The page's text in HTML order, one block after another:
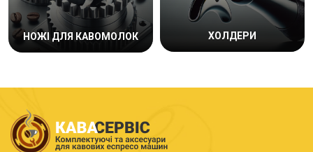
НОЖІ ДЛЯ КАВОМОЛОК ХОЛДЕРИ